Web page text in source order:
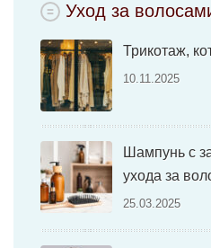
Уход за
Трикотаж,
10.11.2025
Шампунь с
ухода за
25.03.2025